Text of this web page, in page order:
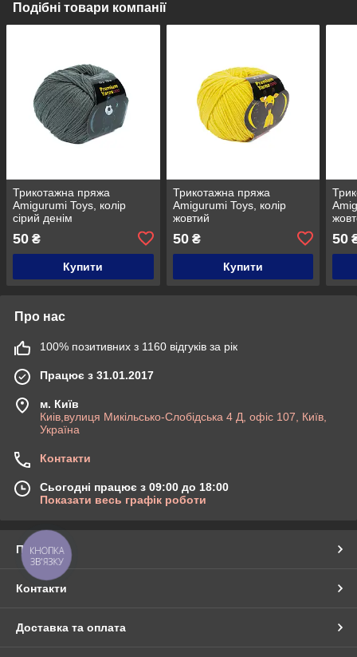
Подібні товари компанії
Трикотажна пряжа
Amigurumi Toys, колір
сірий денім
50 ₴
Купити
Трикотажна пряжа
Amigurumi Toys, колір
жовтий
50₴
Купити
50
Про нас
100% позитивних з 1160 відгуків за рік
Працює з 31.01.2017
м. Київ
Киів,вулиця Микільсько-Слобідська 4 Д, офіс 107, Київ,
Україна
Контакти
Сьогодні працює з 09:00 до 18:00
Показати весь графік роботи
Про нас
Контакти
Доставка та оплата
КНОПКА
ЗВ'ЯЗКУ